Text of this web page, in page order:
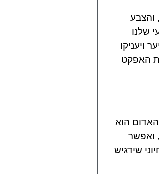
והצבע
שלנו
ויעניקו
האפקט
הוא
ואפשר
שידגיש